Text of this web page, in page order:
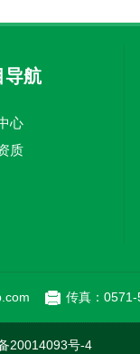
导航
心
质
传真：
20014093号-4